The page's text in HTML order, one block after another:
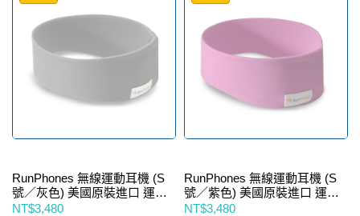
RunPhones 無線運動耳機 (S
號／灰色) 美國原裝進口 運動
慢跑 跑步 MP3 音樂 耳機
NT$3,480
RunPhones 無線運動耳機 (S
號／紫色) 美國原裝進口 運動
慢跑 跑步 MP3 音樂 耳機
NT$3,480